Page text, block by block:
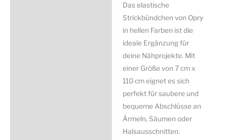
Das elastische
Strickbündchen von Opry
in hellen Farben ist die
ideale Ergänzung für
deine Nähprojekte. Mit
einer Größe von 7 cm x
110 cm eignet es sich
perfekt für saubere und
bequeme Abschlüsse an
Ärmeln, Säumen oder
Halsausschnitten.